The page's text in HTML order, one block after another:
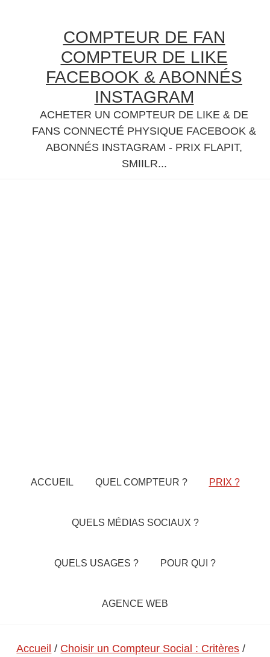
COMPTEUR DE FAN
COMPTEUR DE LIKE
FACEBOOK & ABONNÉS
INSTAGRAM
ACHETER UN COMPTEUR DE LIKE & DE
FANS CONNECTÉ PHYSIQUE FACEBOOK &
ABONNÉS INSTAGRAM - PRIX FLAPIT,
SMIILR...
ACCUEIL QUEL COMPTEUR ? PRIX ?
QUELS MÉDIAS SOCIAUX ?
QUELS USAGES ? POUR QUI ?
AGENCE WEB
Accueil / Choisir un Compteur Social : Critères /